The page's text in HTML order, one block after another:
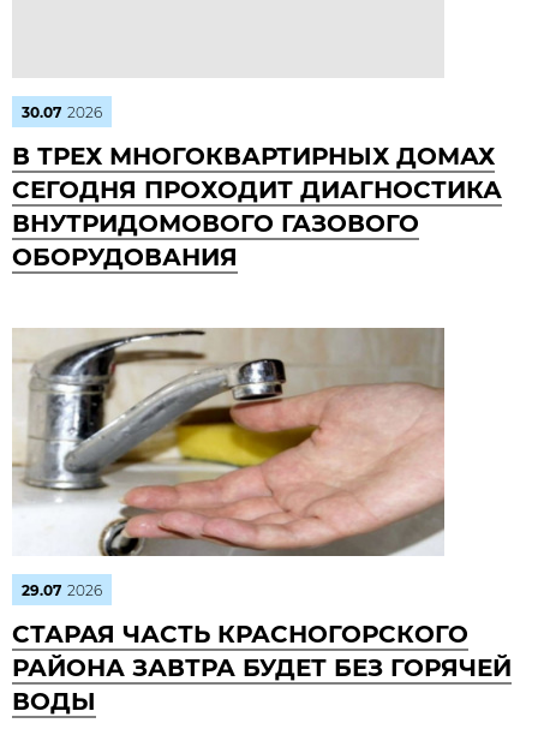
30.07 2026
В ТРЕХ МНОГОКВАРТИРНЫХ ДОМАХ
СЕГОДНЯ ПРОХОДИТ ДИАГНОСТИКА
ВНУТРИДОМОВОГО ГАЗОВОГО
ОБОРУДОВАНИЯ
29.07 2026
СТАРАЯ ЧАСТЬ КРАСНОГОРСКОГО
РАЙОНА ЗАВТРА БУДЕТ БЕЗ ГОРЯЧЕЙ
ВОДЫ